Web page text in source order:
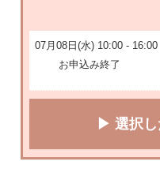
07月08日(水) 10:00 - 16:00
お申込み終了
▶ 選択し